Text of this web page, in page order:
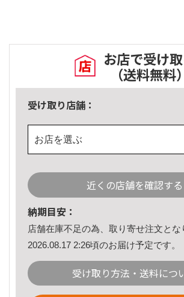
お店で受け
（送料無料）
受け取り店舗：
お店を選ぶ
近くの店舗を確認する
納期目安：
店舗在庫不足の為、取り寄せ注文とな
2026.08.17 2:26頃のお届け予定です。
受け取り方法・送料につ